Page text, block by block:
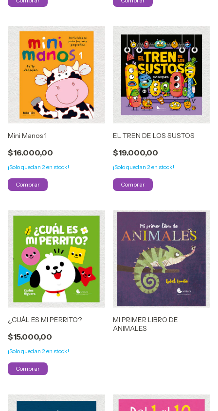
Mini Manos 1
$16.000,00
¡Solo quedan 2en stock!
EL TREN DE LOS SUSTOS
$19.000,00
¡Solo quedan 2en stock!
¿CUÁL ES MI PERRITO?
$15.000,00
¡Solo quedan 2en stock!
MI PRIMER LIBRO DE
ANIMALES